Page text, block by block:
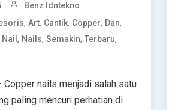
Benz Idntekno
, Art, Cantik, Copper, Dan,
Nail , Nails, Semakin, Terbaru,
nails menjadi salah satu
paling mencuri perhatian di